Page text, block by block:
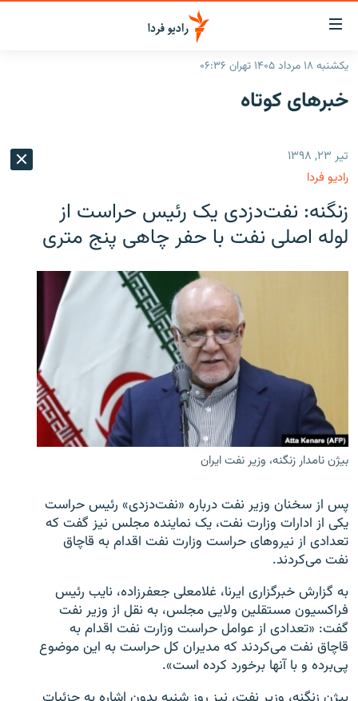
لینک‌های
قابلیت
دسترسی
بازگشت
اصلی
رفتن
صفحه
جستجو
ایران
رادیو
انتخاب کنید و بشنوید
برنامه‌های رادیویی
پادکست
چندرسانه‌ای
زبان‌های دیگر
یکشنبه ۱۸ مرداد ۱۴۰۵ تهران ۰۶:۳۶
خبرهای کوتاه
تیر ۲۳, ۱۳۹۸
رادیو فردا
زنگنه: نفت‌دزدی یک رئیس حراست از
لوله اصلی نفت با حفر چاهی پنج متری
بیژن نامدار زنگنه، وزیر نفت ایران
پس از سخنان وزیر نفت درباره «نفت‌دزدی» رئیس حراست
یکی از ادارات وزارت نفت، یک نماینده مجلس نیز گفت که
تعدادی از نیروهای حراست وزارت نفت اقدام به قاچاق
نفت می‌کردند.
به گزارش خبرگزاری ایرنا، غلامعلی جعفرزاده، نایب رئیس
فراکسیون مستقلین ولایی مجلس، به نقل از وزیر نفت
گفت: «تعدادی از عوامل حراست وزارت نفت اقدام به
قاچاق نفت می‌کردند که مدیران کل حراست به این موضوع
پی‌برده و با آنها برخورد کرده است».